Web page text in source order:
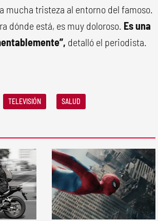
mucha tristeza al entorno del famoso.
dónde está, es muy doloroso. Es una
detalló el periodista.
TELEVISIÓN SALUD